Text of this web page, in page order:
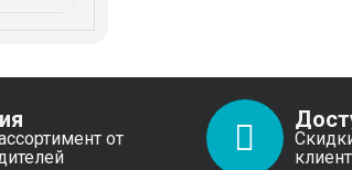
от